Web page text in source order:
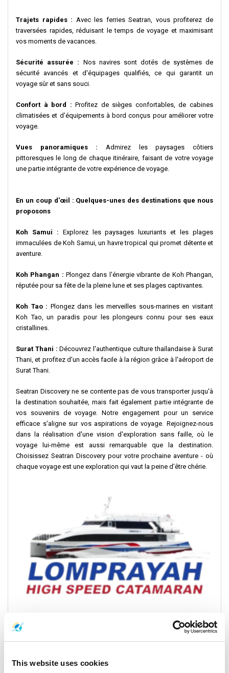
This website uses cookies
Trajets rapides : Avec les ferries Seatran, vous profiterez de
traversées rapides, réduisant le temps de voyage et maximisant
vos moments de vacances.
Sécurité assurée : Nos navires sont dotés de systèmes de
sécurité avancés et d'équipages qualifiés, ce qui garantit un
voyage sûr et sans souci.
Confort à bord :Profitez de sièges confortables, de cabines
climatisées et d'équipements à bord conçus pour améliorer votre
voyage.
Vues panoramiques : Admirez les paysages côtiers
pittoresques le long de chaque itinéraire, faisant de votre voyage
une partie intégrante de votre expérience de voyage.
En un coup d'œil : Quelques-unes des destinations que nous
proposons
Koh Samui : Explorez les paysages luxuriants et les plages
immaculées de Koh Samui, un havre tropical qui promet détente et
aventure.
Koh Phangan : Plongez dans l'énergie vibrante de Koh Phangan,
réputée pour sa fête de la pleine lune et ses plages captivantes.
Koh Tao : Plongez dans les merveilles sous-marines en visitant
Koh Tao, un paradis pour les plongeurs connu pour ses eaux
cristallines.
Surat Thani : Découvrez l'authentique culture thaïlandaise à Surat
Thani, et profitez d'un accès facile à la région grâce à l'aéroport de
Surat Thani.
Seatran Discovery ne se contente pas de vous transporter jusqu'à
la destination souhaitée, mais fait également partie intégrante de
vos souvenirs de voyage. Notre engagement pour un service
efficace s'aligne sur vos aspirations de voyage. Rejoignez-nous
dans la réalisation d'une vision d'exploration sans faille, où le
voyage lui-même est aussi remarquable que la destination.
Choisissez Seatran Discovery pour votre prochaine aventure - où
chaque voyage est une exploration qui vaut la peine d'être chérie.
Lomprayah : Votre porte d'entrée vers les
trésors du golfe de Thaïlande
Les ferries à grande vitesse Lomprayah vous emmènent vers les